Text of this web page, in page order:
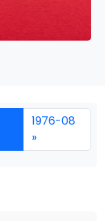
1976-08
»